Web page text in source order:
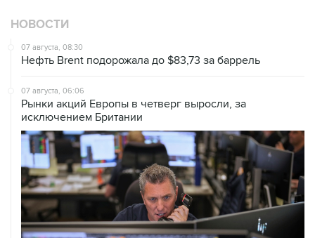
НОВОСТИ
07 августа, 08:30
Нефть Brent подорожала до $83,73 за баррель
07 августа, 06:06
Рынки акций Европы в четверг выросли, за
исключением Британии